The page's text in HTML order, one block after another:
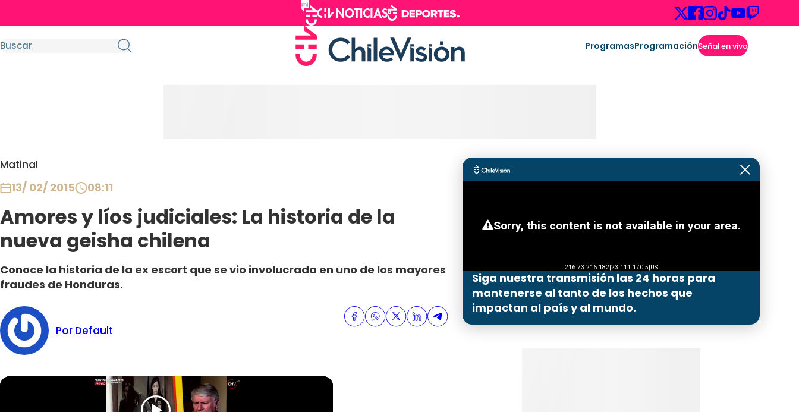
ProgramasProgramaciónSeñal en vivo
Matinal
13/ 02/ 2015 08:11
Amores y líos judiciales: La historia de la
nueva geisha chilena
Conoce la historia de la ex escort que se vio involucrada en uno de los mayores
fraudes de Honduras.
Por Default
Siga nuestra transmisión las 24 horas para
mantenerse al tanto de los hechos que
impactan al país y al mundo.